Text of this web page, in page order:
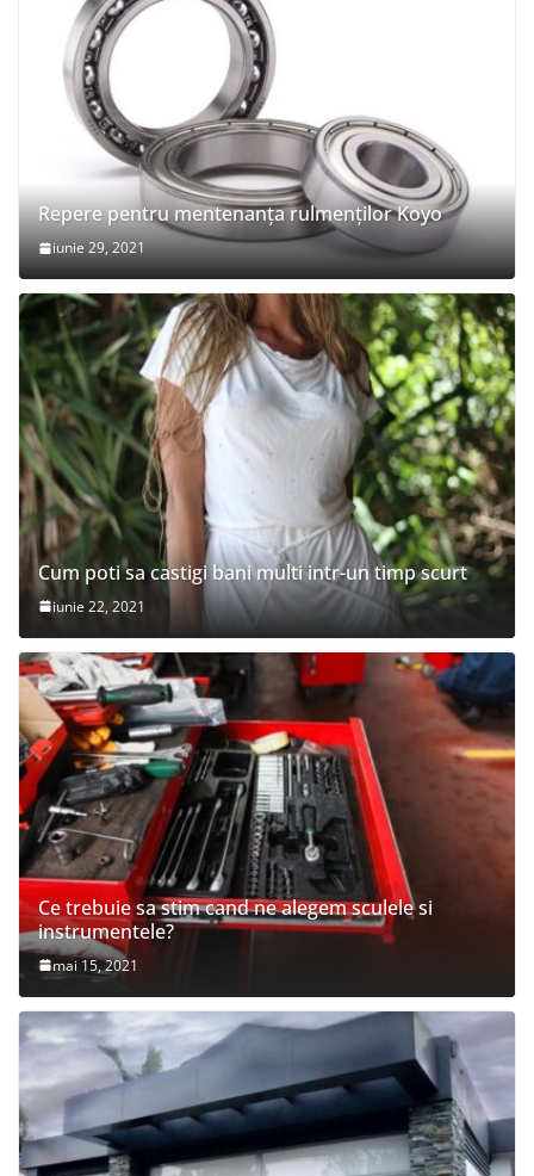
Repere pentru mentenanța rulmenților Koyo
iunie 29, 2021
Cum poti sa castigi bani multi intr-un timp scurt
iunie 22, 2021
Ce trebuie sa stim cand ne alegem sculele si
instrumentele?
mai 15, 2021